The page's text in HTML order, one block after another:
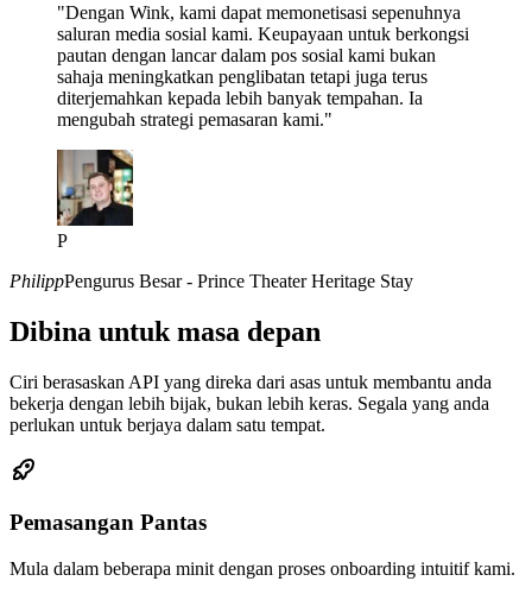
"Dengan Wink, kami dapat memonetisasi sepenuhnya
saluran media sosial kami. Keupayaan untuk berkongsi
pautan dengan lancar dalam pos sosial kami bukan
sahaja meningkatkan penglibatan tetapi juga terus
diterjemahkan kepada lebih banyak tempahan. Ia
mengubah strategi pemasaran kami."
P
PhilippPengurus Besar - Prince Theater Heritage Stay
Dibina untuk masa depan
Ciri berasaskan API yang direka dari asas untuk membantu anda
bekerja dengan lebih bijak, bukan lebih keras. Segala yang anda
perlukan untuk berjaya dalam satu tempat.
Pemasangan Pantas
Mula dalam beberapa minit dengan proses onboarding intuitif kami.